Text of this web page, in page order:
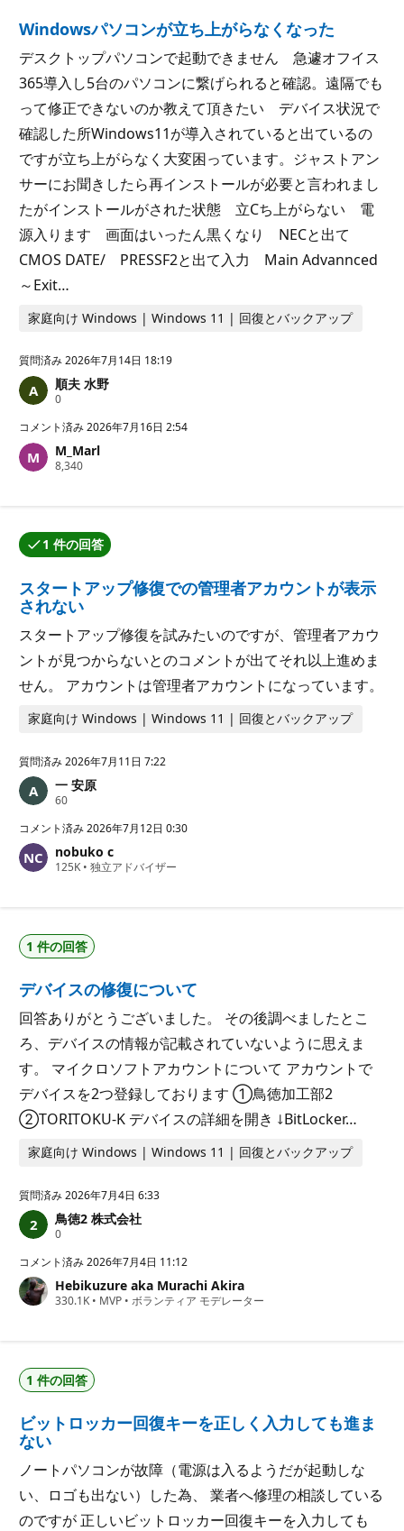
Windowsパソコンが立ち上がらなくなった
デスクトップパソコンで起動できません 急遽オフイス
365導入し5台のパソコンに繋げられると確認。遠隔でも
って修正できないのか教えて頂きたい デバイス状況で
確認した所Windows11が導入されていると出ているの
ですが立ち上がらなく大変困っています。ジャストアン
サーにお聞きしたら再インストールが必要と言われまし
たがインストールがされた状態 立Cち上がらない 電
源入ります 画面はいったん黒くなり NECと出て
CMOS DATE/ PRESSF2と出て入力 Main Advannced
～Exit…
家庭向け Windows | Windows 11 | 回復とバックアップ
質問済み2026年7月14日 18:19
順夫 水野
0評
の
イ
ン
コメント済み2026年7月16日 2:54
M_Marl
8,340評
ン
ト
1 件の回答
回答の 1 つが質問作成者によって承認されました。
スタートアップ修復での管理者アカウントが表示
されない
スタートアップ修復を試みたいのですが、管理者アカウ
ントが見つからないとのコメントが出てそれ以上進めま
せん。 アカウントは管理者アカウントになっています。
家庭向け Windows | Windows 11 | 回復とバックアップ
質問済み2026年7月11日 7:22
一 安原
60評
の
イ
ン
コメント済み2026年7月12日 0:30
nobuko c
125K 評
ン
ト
• 独立アドバイザー
1 件の回答
デバイスの修復について
回答ありがとうございました。 その後調べましたとこ
ろ、デバイスの情報が記載されていないように思えま
す。 マイクロソフトアカウントについて アカウントで
デバイスを2つ登録しております ①鳥徳加工部2
②TORITOKU-K デバイスの詳細を開き ↓BitLocker…
家庭向け Windows | Windows 11 | 回復とバックアップ
質問済み2026年7月4日 6:33
鳥徳2 株式会社
0評
の
イ
ン
コメント済み2026年7月4日 11:12
Hebikuzure aka Murachi Akira
330.1K 評
ト
• MVP • ボランティア モデレーター
1 件の回答
ビットロッカー回復キーを正しく入力しても進ま
ない
ノートパソコンが故障（電源は入るようだが起動しな
い、ロゴも出ない）した為、 業者へ修理の相談している
のですが 正しいビットロッカー回復キーを入力しても